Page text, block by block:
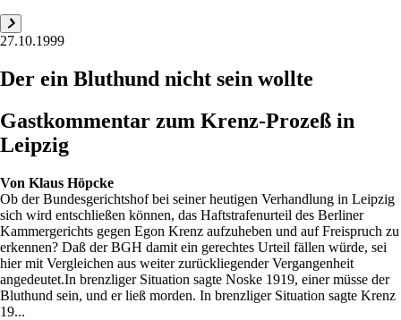
27.10.1999
Der ein Bluthund nicht sein wollte
Gastkommentar zum Krenz-Prozeß in
Leipzig
Von Klaus Höpcke
Ob der Bundesgerichtshof bei seiner heutigen Verhandlung in Leipzig
sich wird entschließen können, das Haftstrafenurteil des Berliner
Kammergerichts gegen Egon Krenz aufzuheben und auf Freispruch zu
erkennen? Daß der BGH damit ein gerechtes Urteil fällen würde, sei
hier mit Vergleichen aus weiter zurückliegender Vergangenheit
angedeutet.In brenzliger Situation sagte Noske 1919, einer müsse der
Bluthund sein, und er ließ morden. In brenzliger Situation sagte Krenz
19...